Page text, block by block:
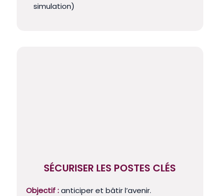
simulation)
SÉCURISER LES POSTES CLÉS
Objectif : anticiper et bâtir l’avenir.